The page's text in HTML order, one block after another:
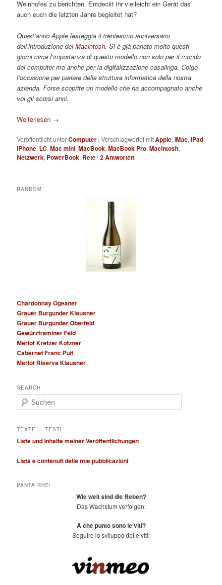
Weinhofes zu berichten. Entdeckt ihr vielleicht ein Gerät das
auch euch die letzten Jahre begleitet hat?
Quest’anno Apple festeggia il trentesimo anniversario
dell’introduzione delMacintosh. Si è già parlato molto questi
giorni circa l’importanza di questo modello non solo per il mondo
dei computer ma anche per la digitalizzazione casalinga. Colgo
l’occasione per parlare della struttura informatica della nostra
azienda. Forse scoprite un modello che ha accompagnato anche
voi gli scorsi anni.
Weiterlesen →
Veröffentlicht unterComputer |Verschlagwortet mitApple,iMac,iPad,
iPhone, LC,Mac mini,MacBook,MacBook Pro,Macintosh,
Netzwerk, PowerBook, Rete |2Antworten
RANDOM
Chardonnay Ogeaner
Grauer Burgunder Klausner
Grauer Burgunder Oberfeld
Gewürztraminer Feld
Merlot Kretzer Kotzner
Cabernet Franc Puit
Merlot Riserva Klausner
SEARCH
u
h
n
TEXTE — TESTI
Liste und Inhalte meiner Veröffentlichungen
Lista e contenuti delle mie pubblicazioni
PANTA RHEI
Wie weit sind die Reben?
Das Wachstum verfolgen:
A che punto sono le viti?
Seguire lo sviluppo delle viti: